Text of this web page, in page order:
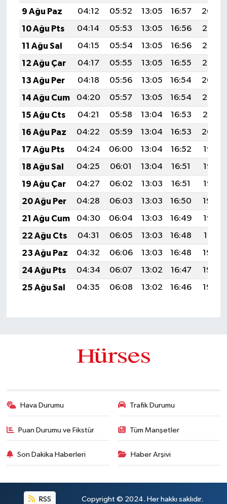
9 Ağu Paz
04:12 05:52 13:05 16:57
20:09
10 Ağu Pts
04:14 05:53 13:05 16:56
20:08
11 Ağu Sal
04:15 05:54 13:05 16:56
20:06
12 Ağu Çar
04:17 05:55 13:05 16:55
20:05
13 Ağu Per
04:18 05:56 13:05 16:54
20:04
14 Ağu Cum
04:20 05:57 13:05 16:54
20:02
15 Ağu Cts
04:21 05:58 13:04 16:53
20:01
16 Ağu Paz
04:22 05:59 13:04 16:53
20:00
17 Ağu Pts
04:24 06:00 13:04 16:52
19:58
18 Ağu Sal
04:25 06:01 13:04 16:51
19:57
19 Ağu Çar
04:27 06:02 13:03 16:51
19:55
20 Ağu Per
04:28 06:03 13:03 16:50
19:54
21 Ağu Cum
04:30 06:04 13:03 16:49
19:52
22 Ağu Cts
04:31 06:05 13:03 16:48
19:51
23 Ağu Paz
04:32 06:06 13:03 16:48
19:50
24 Ağu Pts
04:34 06:07 13:02 16:47
19:48
25 Ağu Sal
04:35 06:08 13:02 16:46 19:46
Hava Durumu Trafik Durumu
Puan Durumu ve Fikstür Tüm Manşetler
Son Dakika Haberleri Haber Arşivi
RSS Copyright © 2024. Her hakkı saklıdır.